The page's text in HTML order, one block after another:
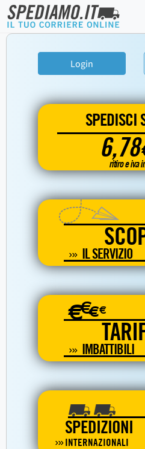
Login
SPEDISCI
6,78
ritiro e iva
IL SERVIZIO
€€€€
IMBATTIBILI
SPEDIZIONI
INTERNAZIONALI